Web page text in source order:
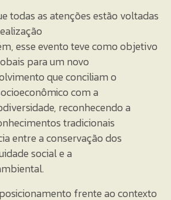
todas as atenções estão voltadas
esse evento teve como objetivo
para um novo
que conciliam o
com a
reconhecendo a
tradicionais
entre a conservação dos
social e a
frente ao contexto